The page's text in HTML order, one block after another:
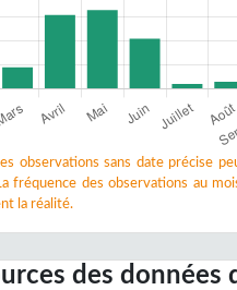
observations sans date précise
fréquence des observations au
la réalité.
des données